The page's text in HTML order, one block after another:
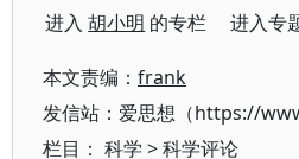
进入胡小明 的专栏 进入专
本文责编： frank
发信站：爱思想（https://
栏目： 科学 >科学评论